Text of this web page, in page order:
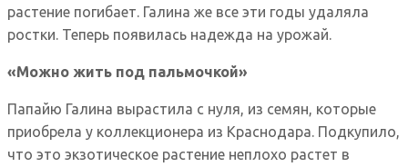
растение погибает. Галина же все эти годы удаляла
ростки. Теперь появилась надежда на урожай.
«Можно жить под пальмочкой»
Папайю Галина вырастила с нуля, из семян, которые
приобрела у коллекционера из Краснодара. Подкупило,
что это экзотическое растение неплохо растет в